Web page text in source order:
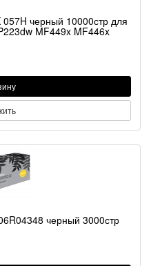
черный 10000стр для
MF449x MF446x
черный 3000стр